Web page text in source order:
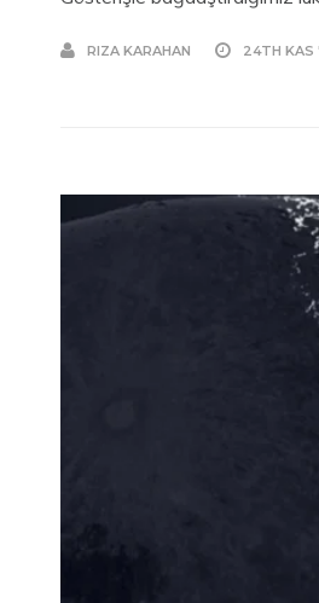
RIZA KARAHAN 24TH KAS